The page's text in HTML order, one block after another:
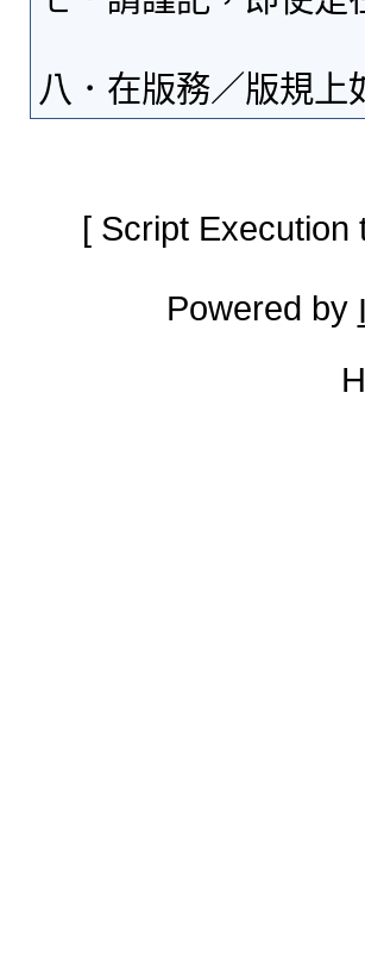
八．在版務／版規上
[ Script
Powered by